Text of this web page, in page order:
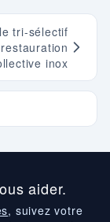
tri-sélectif
restauration
inox
aider.
, suivez votre